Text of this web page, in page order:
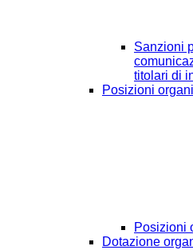
Sanzioni
titolari di
Posizioni
Posizioni
Dotazione